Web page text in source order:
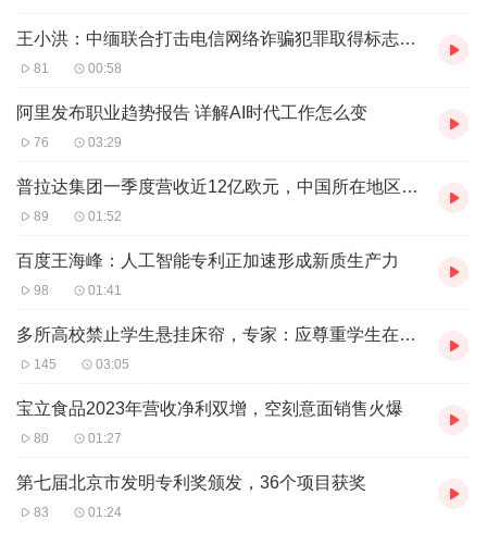
康科幻短篇小说的《生命之歌》两部科幻新片将在开幕式上
提前亮相。
本届大会围绕科幻文学与影视创作、人工智能、科幻科普教
“科幻前沿技术发展”论坛将聚焦科幻产业发展，发布《石景
同时举办的人工智能、未来产业等一系列前沿论坛将会集国
内外众多科技科幻领域的专家学者和业界精英，共同探讨科
幻产业的发展方向以及新质生产力在推动区域高质量发展中
的重要作用。
人们想象力的重要途径。本次大会将邀请王晋康、刘慈欣、
想以及科幻与现实交融等问题进行深入探讨，分享中国科普
作家协会科幻创作研究基地成就和未来计划，举行科幻基地
王小洪：中缅联合打击电信网络诈骗犯罪取得标志性重大战果
81 00:58
阿里发布职业趋势报告 详解AI时代工作怎么变
76 03:29
普拉达集团一季度营收近12亿欧元，中国所在地区成最大市场
89 01:52
百度王海峰：人工智能专利正加速形成新质生产力
98 01:41
多所高校禁止学生悬挂床帘，专家：应尊重学生在隐私方面的需求
145 03:05
宝立食品2023年营收净利双增，空刻意面销售火爆
80 01:27
第七届北京市发明专利奖颁发，36个项目获奖
83 01:24